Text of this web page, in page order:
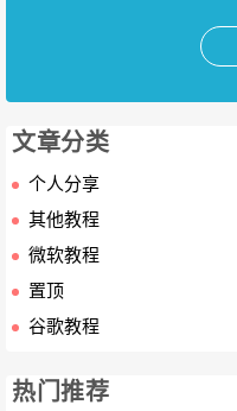
文章分类
个人分享
其他教程
微软教程
置顶
谷歌教程
热门推荐